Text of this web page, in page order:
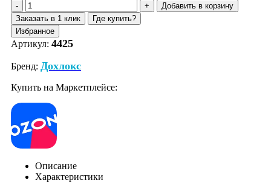
Добавить в корзину
Заказать в 1 клик
Где купить?
Избранное
Артикул: 4425
Бренд: Дохлокс
Купить на Маркетплейсе:
Описание
Характеристики